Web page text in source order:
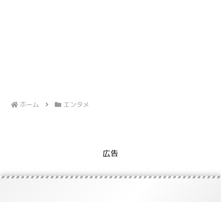
ホーム エンタメ
広告